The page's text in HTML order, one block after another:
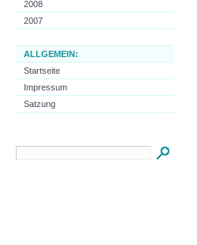
2008
2007
ALLGEMEIN:
Startseite
Impressum
Satzung